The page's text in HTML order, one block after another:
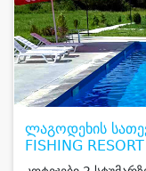
ლაგოდეხის
FISHING RESORT